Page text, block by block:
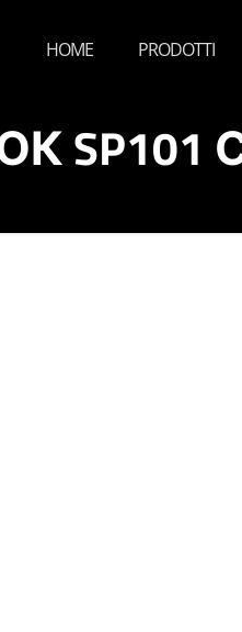
HOME PRODOTTI